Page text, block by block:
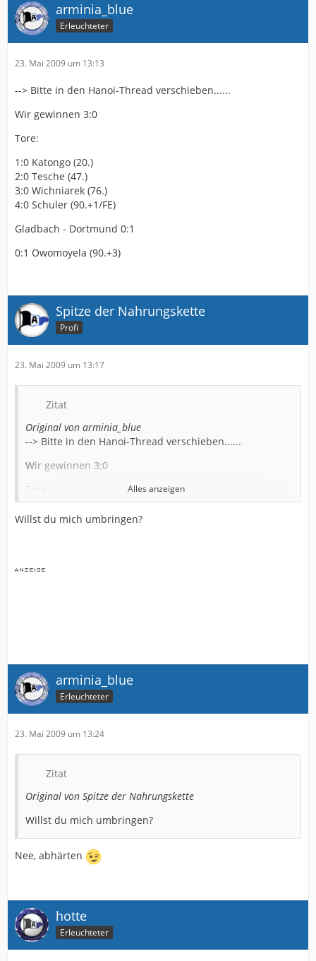
arminia_blue
Erleuchteter
23. Mai 2009 um 13:13
--> Bitte in den Hanoi-Thread verschieben......
Wir gewinnen 3:0
Tore:
1:0 Katongo (20.)
2:0 Tesche (47.)
3:0 Wichniarek (76.)
4:0 Schuler (90.+1/FE)
Gladbach - Dortmund 0:1
0:1 Owomoyela (90.+3)
Spitze der Nahrungskette
Profi
23. Mai 2009 um 13:17
Zitat
Original von arminia_blue
--> Bitte in den Hanoi-Thread verschieben......
Wir gewinnen 3:0
1:0 Katongo (20.)
2:0 Tesche (47.)
Alles anzeigen
Willst du mich umbringen?
arminia_blue
Erleuchteter
23. Mai 2009 um 13:24
Zitat
Original von Spitze der Nahrungskette
Willst du mich umbringen?
Nee, abhärten
hotte
Erleuchteter